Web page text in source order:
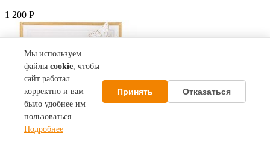
1 200 Р
Мы используем
файлы cookie, чтобы
сайт работал
корректно и вам
было удобнее им
пользоваться.
Подробнее
Принять Отказаться